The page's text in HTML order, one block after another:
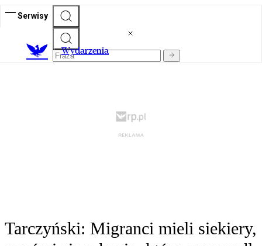
Serwisy
Wydarzenia
Tarczyński: Migranci mieli siekiery,